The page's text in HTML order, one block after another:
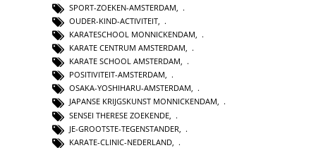
SPORT-ZOEKEN-AMSTERDAM,
OUDER-KIND-ACTIVITEIT,
KARATESCHOOL MONNICKENDAM,
KARATE CENTRUM AMSTERDAM,
KARATE SCHOOL AMSTERDAM,
POSITIVITEIT-AMSTERDAM,
OSAKA-YOSHIHARU-AMSTERDAM,
JAPANSE KRIJGSKUNST MONNICKENDAM,
SENSEI THERESE ZOEKENDE
JE-GROOTSTE-TEGENSTANDER
KARATE-CLINIC-NEDERLAND